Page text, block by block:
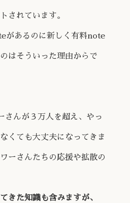
されています。
があるのに新しく有料note
はそういった理由からで
んが３万人を超え、やっ
くても大丈夫になってきま
ーさんたちの応援や拡散の
きた知識も含みますが、